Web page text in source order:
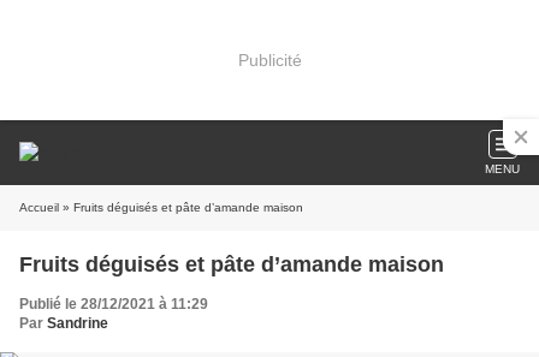
Publicité
MENU
Accueil » Fruits déguisés et pâte d’amande maison
Fruits déguisés et pâte d’amande maison
Publié le 28/12/2021 à 11:29
Par Sandrine